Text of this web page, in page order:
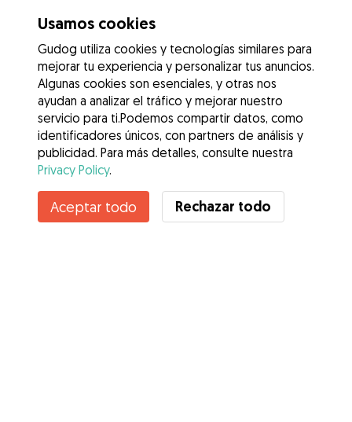
Contacta con Mónica
¿Conoces los Beneficios de Gudog? Ver más
Usamos cookies
Gudog utiliza cookies y tecnologías similares para
mejorar tu experiencia y personalizar tus anuncios.
Algunas cookies son esenciales, y otras nos
ayudan a analizar el tráfico y mejorar nuestro
servicio para ti.Podemos compartir datos, como
identificadores únicos, con partners de análisis y
publicidad. Para más detalles, consulte nuestra
Privacy Policy.
Aceptar todo Rechazar todo